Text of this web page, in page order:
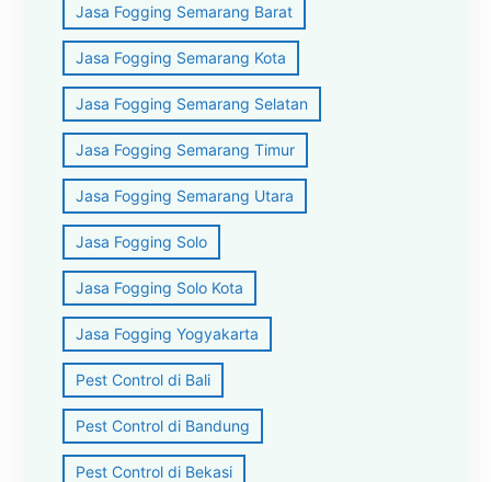
Jasa Fogging Semarang Barat
Jasa Fogging Semarang Kota
Jasa Fogging Semarang Selatan
Jasa Fogging Semarang Timur
Jasa Fogging Semarang Utara
Jasa Fogging Solo
Jasa Fogging Solo Kota
Jasa Fogging Yogyakarta
Pest Control di Bali
Pest Control di Bandung
Pest Control di Bekasi